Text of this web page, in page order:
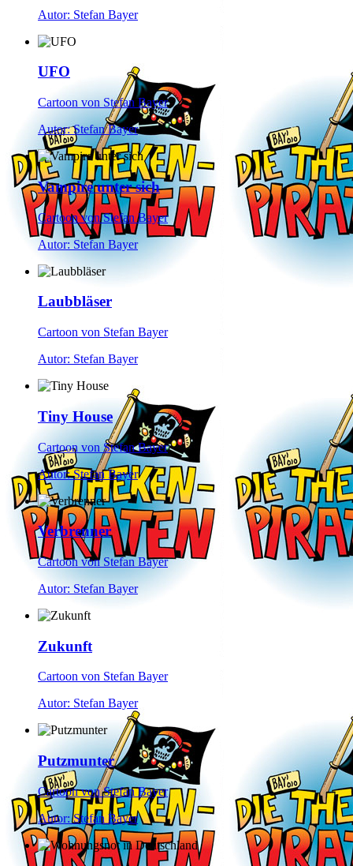
Autor: Stefan Bayer
UFO
Cartoon von Stefan Bayer
Autor: Stefan Bayer
Vampire unter sich
Cartoon von Stefan Bayer
Autor: Stefan Bayer
Laubbläser
Cartoon von Stefan Bayer
Autor: Stefan Bayer
Tiny House
Cartoon von Stefan Bayer
Autor: Stefan Bayer
Verbrenner
Cartoon von Stefan Bayer
Autor: Stefan Bayer
Zukunft
Cartoon von Stefan Bayer
Autor: Stefan Bayer
Putzmunter
Cartoon von Stefan Bayer
Autor: Stefan Bayer